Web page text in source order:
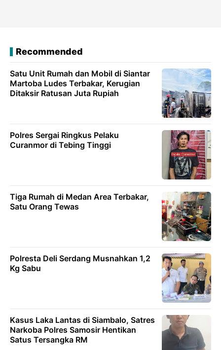
Recommended
Satu Unit Rumah dan Mobil di Siantar
Martoba Ludes Terbakar, Kerugian
Ditaksir Ratusan Juta Rupiah
Polres Sergai Ringkus Pelaku
Curanmor di Tebing Tinggi
Tiga Rumah di Medan Area Terbakar,
Satu Orang Tewas
Polresta Deli Serdang Musnahkan 1,2
Kg Sabu
Kasus Laka Lantas di Siambalo, Satres
Narkoba Polres Samosir Hentikan
Satus Tersangka RM